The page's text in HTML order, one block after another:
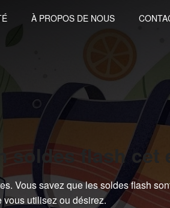
À PROPOS DE NOUS
soldes flash cet
Vous savez que les soldes flash
utilisez ou désirez.